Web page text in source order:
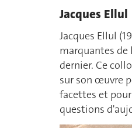
Jacques Ellul
Jacques Ellul
marquantes de
dernier. Ce
sur son œuvre
facettes et
questions